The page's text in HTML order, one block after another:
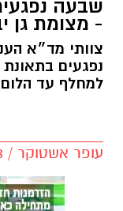
- מצומת גן
צוותי מד״א
נפגעים
למחלף עד הלום
עופר אשטוקר / 08:13 20.08.25